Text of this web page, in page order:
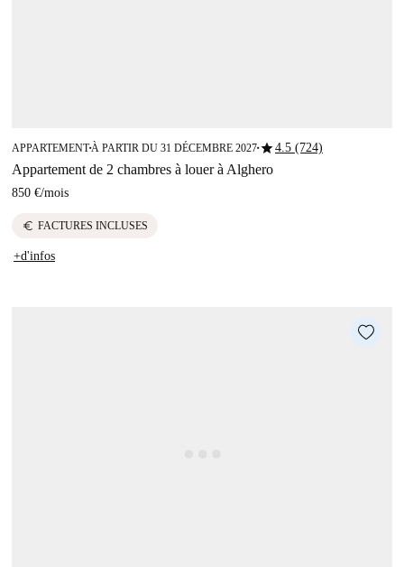
APPARTEMENT■À PARTIR DU 31 DÉCEMBRE 2027■star4.5 (724)
Appartement de 2 chambres à louer à Alghero
850 €/mois
euro FACTURES INCLUSES
+d'infos